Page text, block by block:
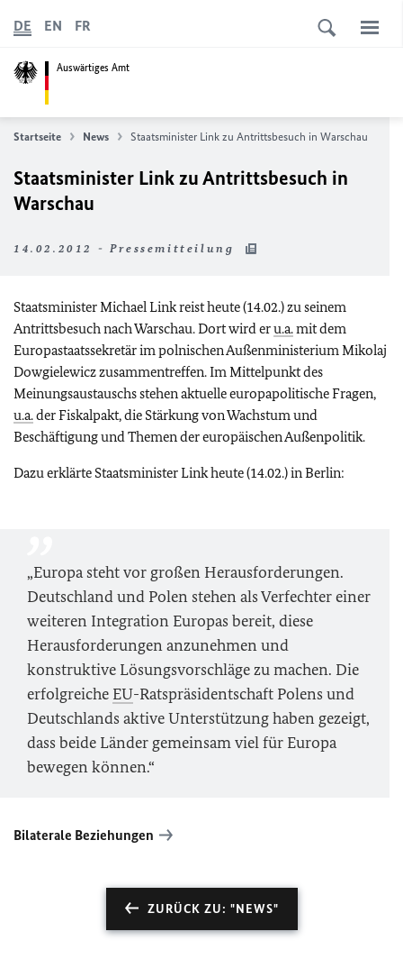
Auswärtiges Amt
DE EN FR
Startseite News Staatsminister Link zu Antrittsbesuch in Warschau
Staatsminister Link zu Antrittsbesuch in
Warschau
14.02.2012 - Pressemitteilung
Staatsminister Michael Link reist heute (14.02.) zu seinem
Antrittsbesuch nach Warschau. Dort wird eru.a.mit dem
Europastaatssekretär im polnischen Außenministerium Mikolaj
Dowgielewicz zusammentreffen. Im Mittelpunkt des
Meinungsaustauschs stehen aktuelle europapolitische Fragen,
u.a.der Fiskalpakt, die Stärkung von Wachstum und
Beschäftigung und Themen der europäischen Außenpolitik.
Dazu erklärte Staatsminister Link heute (14.02.) in Berlin:
„Europa steht vor großen Herausforderungen.
Deutschland und Polen stehen als Verfechter einer
weiteren Integration Europas bereit, diese
Herausforderungen anzunehmen und
konstruktive Lösungsvorschläge zu machen. Die
erfolgreiche EU-Ratspräsidentschaft Polens und
Deutschlands aktive Unterstützung haben gezeigt,
dass beide Länder gemeinsam viel für Europa
bewegen können.“
Bilaterale Beziehungen
ZURÜCK ZU: "NEWS"